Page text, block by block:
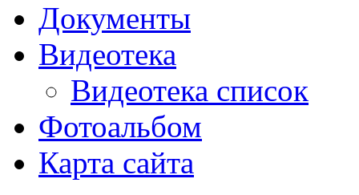
Документы
Видеотека
Видеотека список
Фотоальбом
Карта сайта